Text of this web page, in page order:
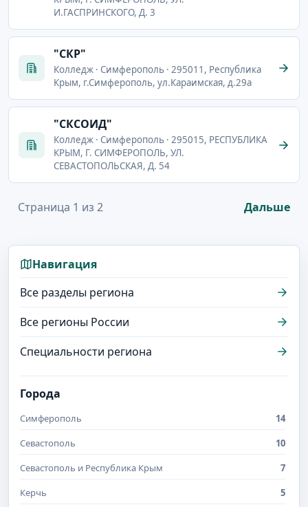
И.ГАСПРИНСКОГО, Д. 3
"СКР"
Колледж · Симферополь · 295011, Республика
Крым, г.Симферополь, ул.Караимская, д.29а
"СКСОИД"
Колледж · Симферополь · 295015, РЕСПУБЛИКА
КРЫМ, Г. СИМФЕРОПОЛЬ, УЛ.
СЕВАСТОПОЛЬСКАЯ, Д. 54
Страница 1 из 2 Дальше
Навигация
Все разделы региона
Все регионы России
Специальности региона
Города
Симферополь
14
Севастополь
10
Севастополь и Республика Крым
7
Керчь
5